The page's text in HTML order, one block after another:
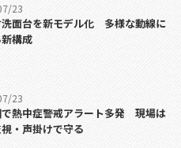
23
面台を新モデル化 多様な動線に
構成
23
で熱中症警戒アラート多発 現場は
・声掛けで守る